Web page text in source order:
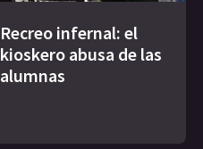
Recreo infernal: el
kioskero abusa de las
alumnas